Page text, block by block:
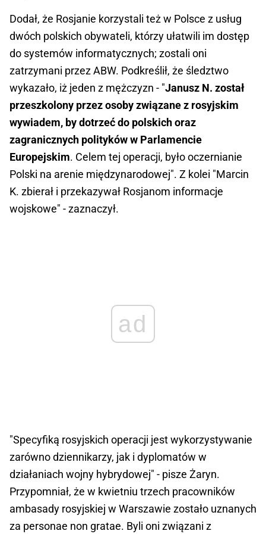
Dodał, że Rosjanie korzystali też w Polsce z usług
dwóch polskich obywateli, którzy ułatwili im dostęp
do systemów informatycznych; zostali oni
zatrzymani przez ABW. Podkreślił, że śledztwo
wykazało, iż jeden z mężczyzn - "Janusz N. został
przeszkolony przez osoby związane z rosyjskim
wywiadem, by dotrzeć do polskich oraz
zagranicznych polityków w Parlamencie
Europejskim. Celem tej operacji, było oczernianie
Polski na arenie międzynarodowej". Z kolei "Marcin
K. zbierał i przekazywał Rosjanom informacje
wojskowe" - zaznaczył.
ad
"Specyfiką rosyjskich operacji jest wykorzystywanie
zarówno dziennikarzy, jak i dyplomatów w
działaniach wojny hybrydowej" - pisze Żaryn.
Przypomniał, że w kwietniu trzech pracowników
ambasady rosyjskiej w Warszawie zostało uznanych
za personae non gratae. Byli oni związani z